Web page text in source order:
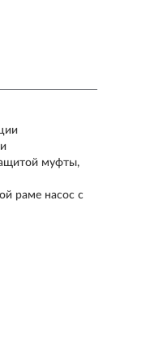
муфты,
раме насос с